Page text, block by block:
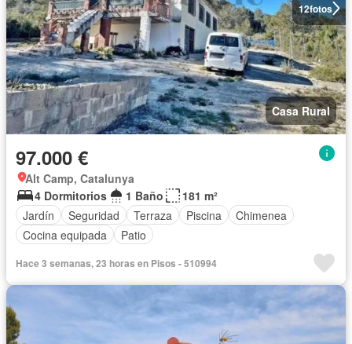
12fotos
Casa Rural
97.000 €
Alt Camp, Catalunya
4 Dormitorios
1 Baño
181 m²
Jardín
Seguridad Terraza Piscina
Chimenea
Cocina equipada
Patio
Hace 3 semanas, 23 horas en Pisos - 510994